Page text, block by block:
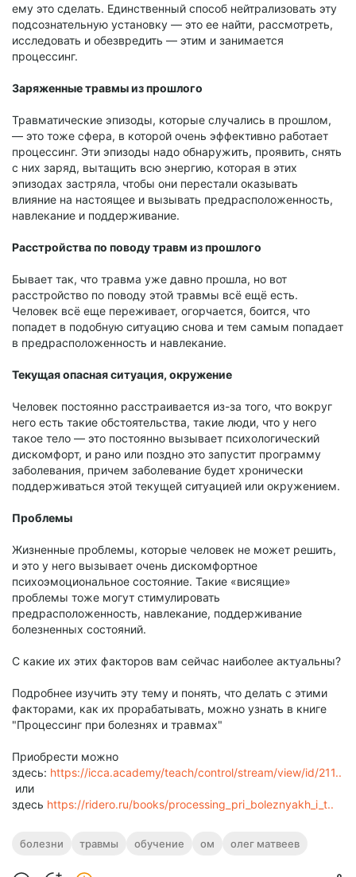
ему это сделать. Единственный способ нейтрализовать эту
подсознательную установку — это ее найти, рассмотреть,
исследовать и обезвредить — этим и занимается
процессинг.
Заряженные травмы из прошлого
Травматические эпизоды, которые случались в прошлом,
— это тоже сфера, в которой очень эффективно работает
процессинг. Эти эпизоды надо обнаружить, проявить, снять
с них заряд, вытащить всю энергию, которая в этих
эпизодах застряла, чтобы они перестали оказывать
влияние на настоящее и вызывать предрасположенность,
навлекание и поддерживание.
Расстройства по поводу травм из прошлого
Бывает так, что травма уже давно прошла, но вот
расстройство по поводу этой травмы всё ещё есть.
Человек всё еще переживает, огорчается, боится, что
попадет в подобную ситуацию снова и тем самым попадает
в предрасположенность и навлекание.
Текущая опасная ситуация, окружение
Человек постоянно расстраивается из-за того, что вокруг
него есть такие обстоятельства, такие люди, что у него
такое тело — это постоянно вызывает психологический
дискомфорт, и рано или поздно это запустит программу
заболевания, причем заболевание будет хронически
поддерживаться этой текущей ситуацией или окружением.
Проблемы
Жизненные проблемы, которые человек не может решить,
и это у него вызывает очень дискомфортное
психоэмоциональное состояние. Такие «висящие»
проблемы тоже могут стимулировать
предрасположенность, навлекание, поддерживание
болезненных состояний.
С какие их этих факторов вам сейчас наиболее актуальны?
Подробнее изучить эту тему и понять, что делать с этими
факторами, как их прорабатывать, можно узнать в книге
"Процессинг при болезнях и травмах"
Приобрести можно
здесь: https://icca.academy/teach/control/stream/view/id/211..
или
здесь https://ridero.ru/books/processing_pri_boleznyakh_i_t..
болезни травмы обучение ом олег матвеев